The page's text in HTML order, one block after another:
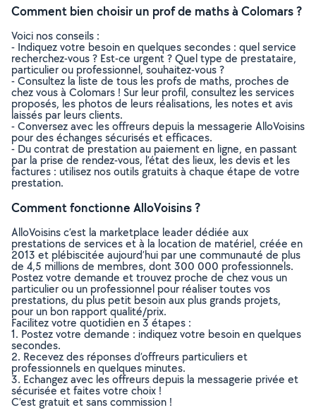
Comment bien choisir un prof de maths à Colomars ?
Voici nos conseils :
- Indiquez votre besoin en quelques secondes : quel service
recherchez-vous ? Est-ce urgent ? Quel type de prestataire,
particulier ou professionnel, souhaitez-vous ?
- Consultez la liste de tous les profs de maths, proches de
chez vous à Colomars ! Sur leur profil, consultez les services
proposés, les photos de leurs réalisations, les notes et avis
laissés par leurs clients.
- Conversez avec les offreurs depuis la messagerie AlloVoisins
pour des échanges sécurisés et efficaces.
- Du contrat de prestation au paiement en ligne, en passant
par la prise de rendez-vous, l’état des lieux, les devis et les
factures : utilisez nos outils gratuits à chaque étape de votre
prestation.
Comment fonctionne AlloVoisins ?
AlloVoisins c’est la marketplace leader dédiée aux
prestations de services et à la location de matériel, créée en
2013 et plébiscitée aujourd’hui par une communauté de plus
de 4,5 millions de membres, dont 300 000 professionnels.
Postez votre demande et trouvez proche de chez vous un
particulier ou un professionnel pour réaliser toutes vos
prestations, du plus petit besoin aux plus grands projets,
pour un bon rapport qualité/prix.
Facilitez votre quotidien en 3 étapes :
1. Postez votre demande : indiquez votre besoin en quelques
secondes.
2. Recevez des réponses d’offreurs particuliers et
professionnels en quelques minutes.
3. Echangez avec les offreurs depuis la messagerie privée et
sécurisée et faites votre choix !
C’est gratuit et sans commission !